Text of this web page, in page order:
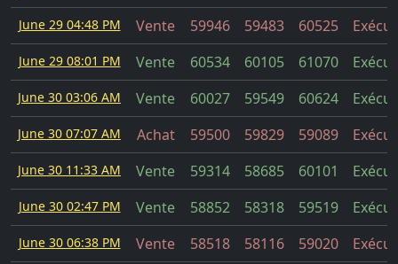
June 29 04:48 PM Vente 59946 59483 60525
June 29 08:01 PM Vente 60534 60105 61070
June 30 03:06 AM Vente 60027 59549 60624
June 30 07:07 AM Achat 59500 59829 59089
June 30 11:33 AM Vente 59314 58685 60101
June 30 02:47 PM Vente 58852 58318 59519
June 30 06:38 PM Vente 58518 58116 59020